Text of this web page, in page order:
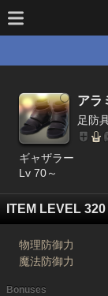
アラ
足防
ギャザラー
Lv 70～
ITEM LEVEL 320
物理防御力
魔法防御力
Bonuses